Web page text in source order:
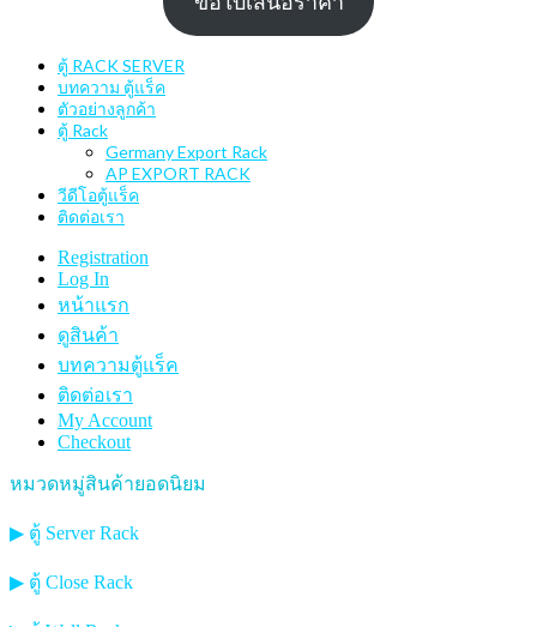
ตู้ RACK SERVER
บทความ ตู้แร็ค
ตัวอย่างลูกค้า
ตู้ Rack
Germany Export Rack
AP EXPORT RACK
วีดีโอตู้แร็ค
ติดต่อเรา
Registration
Log In
หน้าแรก
ดูสินค้า
บทความตู้แร็ค
ติดต่อเรา
My Account
Checkout
หมวดหมู่สินค้ายอดนิยม
▶ ตู้ Server Rack
▶ ตู้ Close Rack